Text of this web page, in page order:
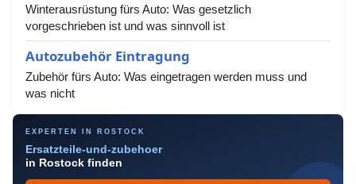
Winterausrüstung fürs Auto: Was gesetzlich
vorgeschrieben ist und was sinnvoll ist
Autozubehör Eintragung
Zubehör fürs Auto: Was eingetragen werden muss und
was nicht
EXPERTEN IN ROSTOCK
Ersatzteile-und-zubehoer
in Rostock finden